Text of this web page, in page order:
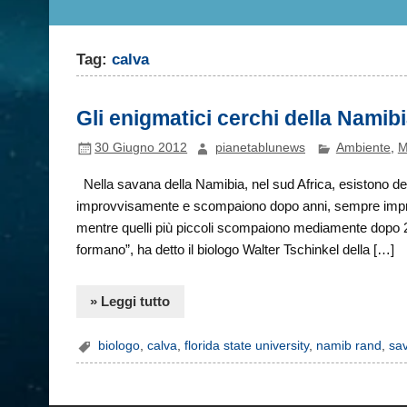
Tag:calva
Gli enigmatici cerchi della
30 Giugno 2012 pianetablunews Ambiente,
Nella savana della Namibia, nel sud Africa, esistono
improvvisamente e scompaiono dopo anni, sempre
mentre quelli più piccoli scompaiono mediamente
formano”, ha detto il biologo Walter Tschinkel della […]
» Leggi tutto
biologo,calva,florida state university, namib rand ,